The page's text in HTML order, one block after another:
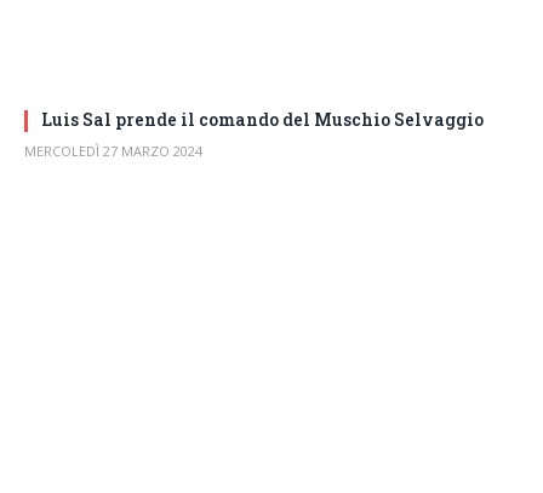
Luis Sal prende il comando del Muschio Selvaggio
MERCOLEDÌ 27 MARZO 2024